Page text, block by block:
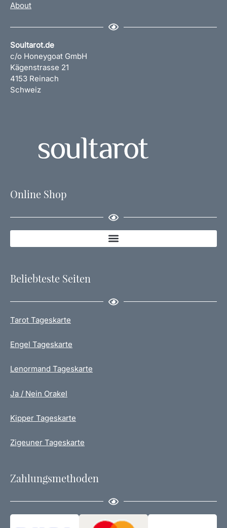
About
Soultarot.de
c/o Honeygoat GmbH
Kägenstrasse 21
4153 Reinach
Schweiz
Online Shop
Beliebteste Seiten
Tarot Tageskarte
Engel Tageskarte
Lenormand Tageskarte
Ja / Nein Orakel
Kipper Tageskarte
Zigeuner Tageskarte
Zahlungsmethoden